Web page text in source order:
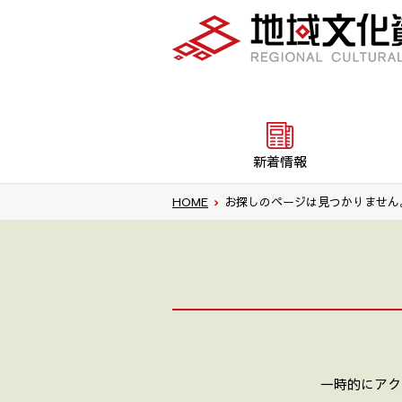
新着情報
HOME › お探しのページは見つかりませ
一時的にア